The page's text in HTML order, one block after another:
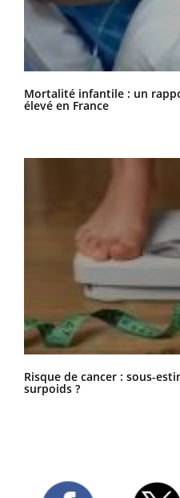
Mortalité infantile : un
élevé en France
Risque de cancer : sous-
surpoids ?